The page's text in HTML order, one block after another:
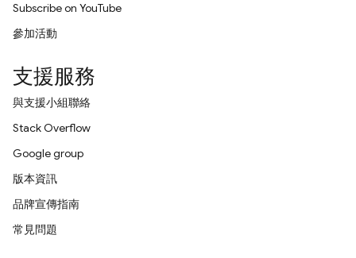
Subscribe on YouTube
參加活動
支援服務
與支援小組聯絡
Stack Overflow
Google group
版本資訊
品牌宣傳指南
常見問題